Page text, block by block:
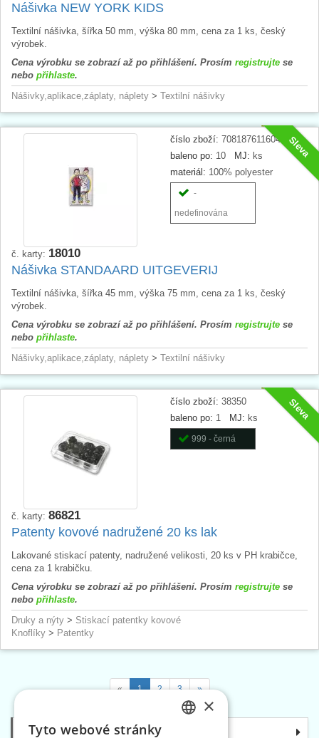
Nášivka NEW YORK KIDS
Textilní nášivka, šířka 50 mm, výška 80 mm, cena za 1 ks, český
výrobek.
Cena výrobku se zobrazí až po přihlášení. Prosím registrujte se
nebo přihlaste.
Nášivky,aplikace,záplaty, náplety > Textilní nášivky
Sleva
číslo zboží: 708187611604
baleno po: 10 MJ: ks
materiál: 100% polyester
-
nedefinována
č. karty: 18010
Nášivka STANDAARD UITGEVERIJ
Textilní nášivka, šířka 45 mm, výška 75 mm, cena za 1 ks, český
výrobek.
Cena výrobku se zobrazí až po přihlášení. Prosím registrujte se
nebo přihlaste.
Nášivky,aplikace,záplaty, náplety > Textilní nášivky
Sleva
číslo zboží: 38350
baleno po: 1 MJ: ks
999 - černá
č. karty: 86821
Patenty kovové nadružené 20 ks lak
Lakované stiskací patenty, nadružené velikosti, 20 ks v PH krabičce,
cena za 1 krabičku.
Cena výrobku se zobrazí až po přihlášení. Prosím registrujte se
nebo přihlaste.
Druky a nýty > Stiskací patentky kovové
Knoflíky > Patentky
« 1 2 3 »
Kategorie
×
Tyto webové stránky